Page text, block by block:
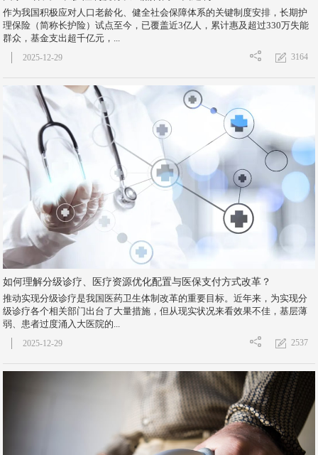
作为我国积极应对人口老龄化、健全社会保障体系的关键制度安排，长期护
理保险（简称长护险）试点至今，已覆盖近3亿人，累计惠及超过330万失能
群众，基金支出超千亿元，...
3164
2025-12-29
如何理解分级诊疗、医疗资源优化配置与医保支付方式改革？
推动实现分级诊疗是我国医药卫生体制改革的重要目标。近年来，为实现分
级诊疗各个相关部门出台了大量措施，但从现实状况来看效果不佳，基层薄
弱、患者过度涌入大医院的...
2537
2025-12-29